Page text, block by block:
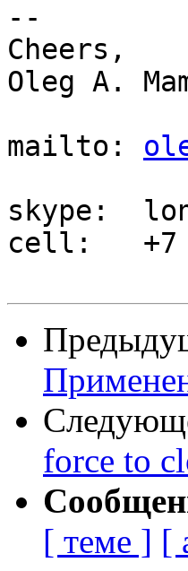
--
Cheers,
Oleg A.
mailto:
skype:
cell:   +7
force to
[ теме ] [